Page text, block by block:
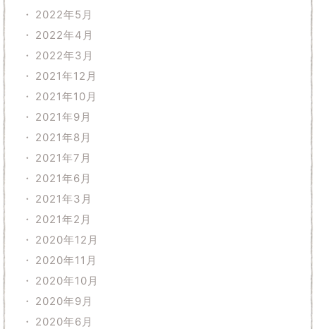
2022年5月
2022年4月
2022年3月
2021年12月
2021年10月
2021年9月
2021年8月
2021年7月
2021年6月
2021年3月
2021年2月
2020年12月
2020年11月
2020年10月
2020年9月
2020年6月